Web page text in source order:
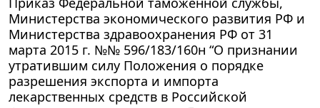
Министерства экономического развития РФ и
Министерства здравоохранения РФ от 31
марта 2015 г. №№ 596/183/160н “О признании
утратившим силу Положения о порядке
разрешения экспорта и импорта
лекарственных средств в Российской